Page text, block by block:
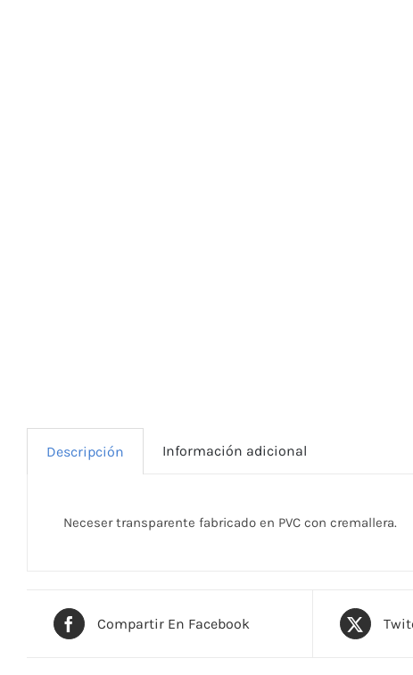
Descripción Información adicional
Neceser transparente fabricado en PVC con cremallera.
Compartir En Facebook